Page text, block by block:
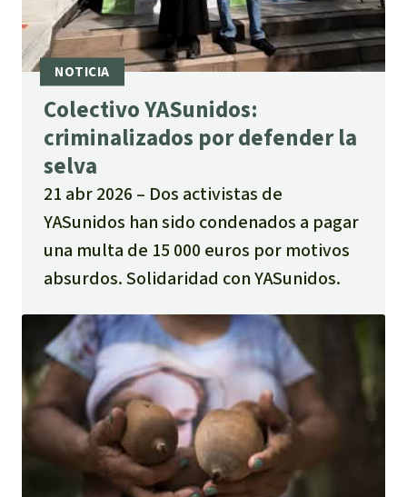
Colectivo YASunidos:
criminalizados por defender la
selva
21 abr 2026
Dos activistas de
YASunidos han sido condenados a pagar
una multa de 15 000 euros por motivos
absurdos. Solidaridad con YASunidos.